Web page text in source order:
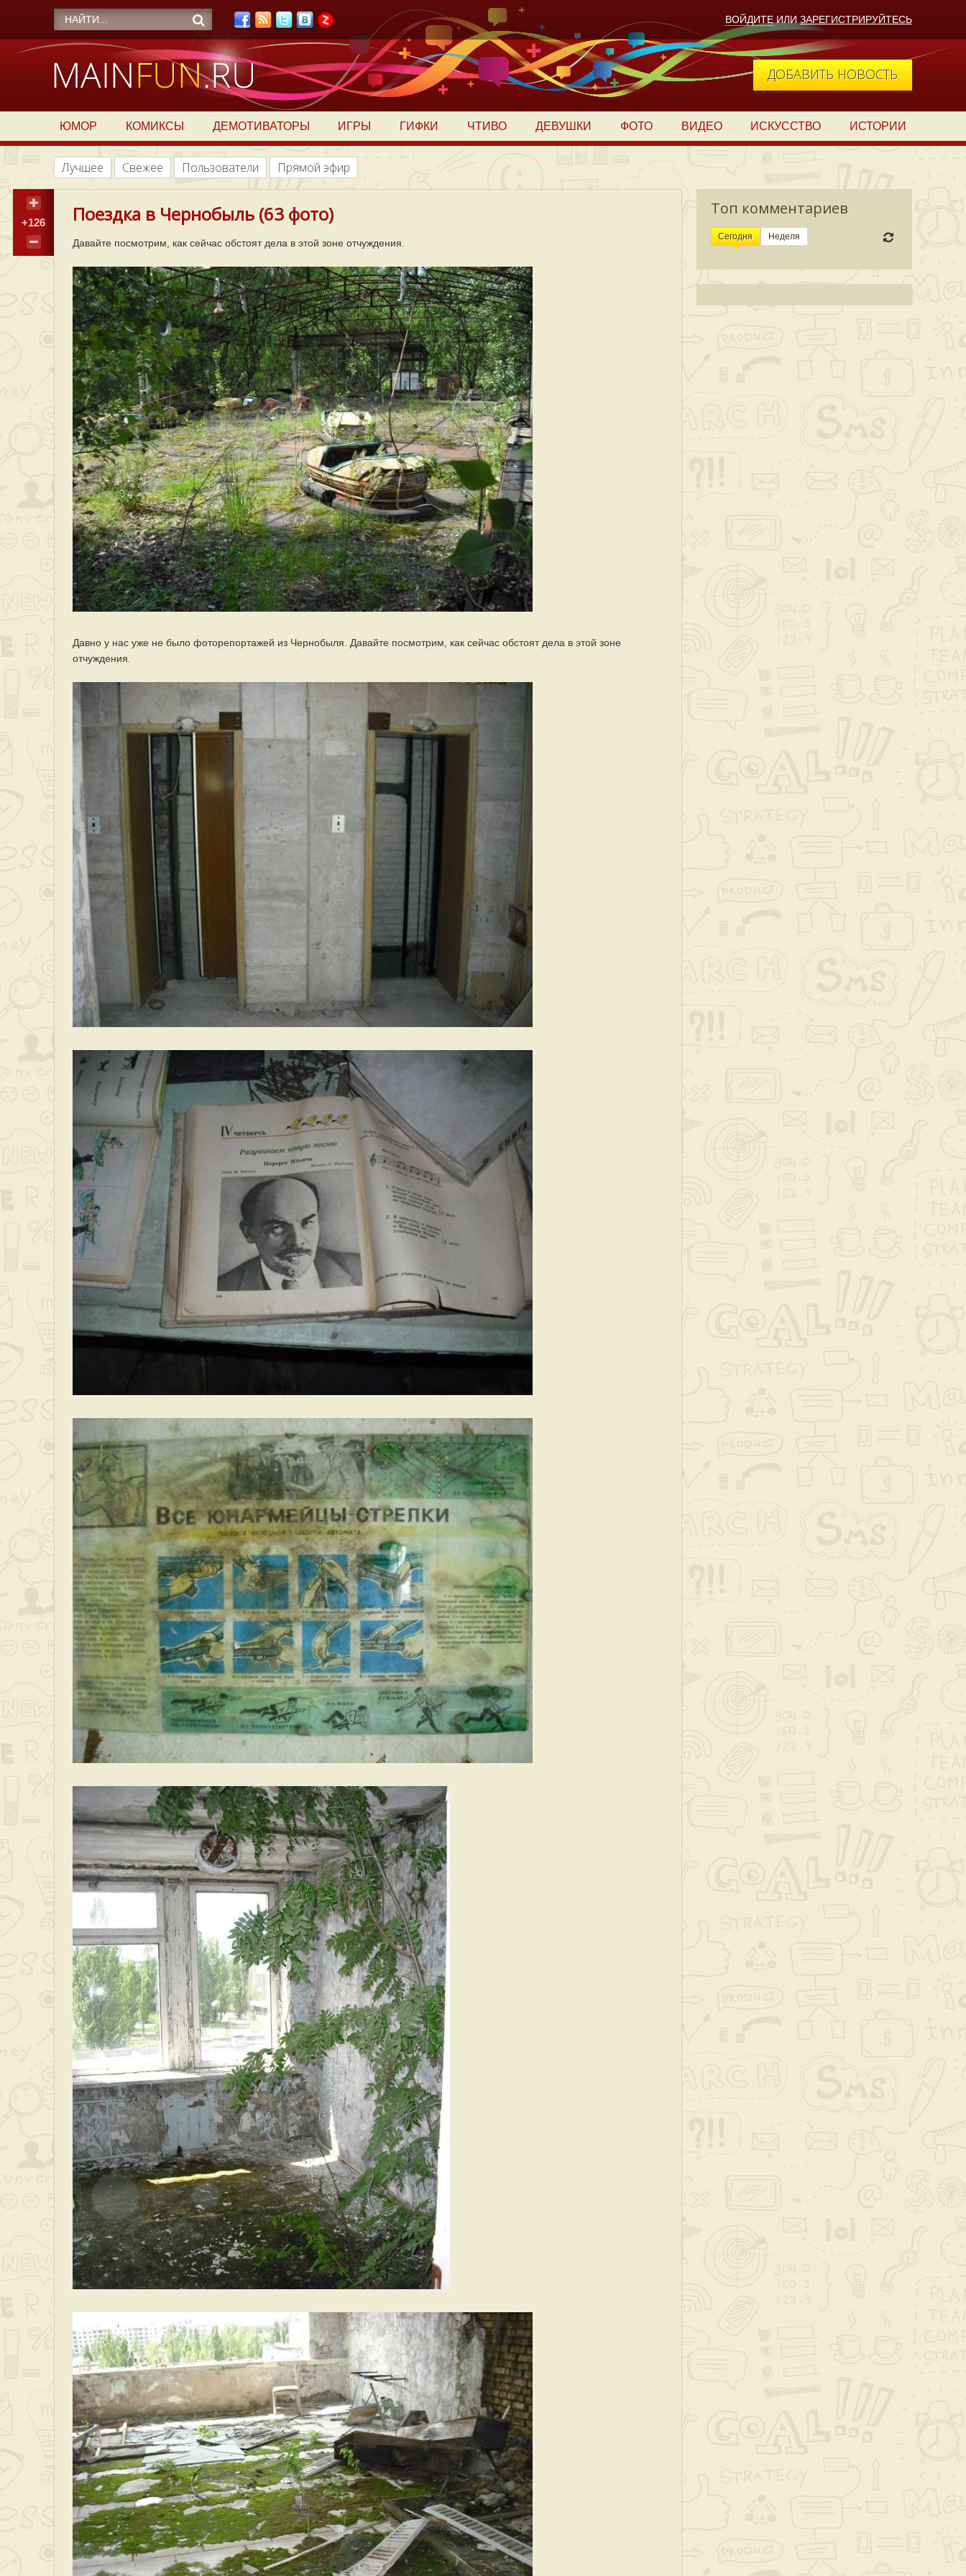
ВОЙДИТЕ ИЛИ ЗАРЕГИСТРИРУЙТЕСЬ
ДОБАВИТЬ НОВОСТЬ
ЮМОР КОМИКСЫ ДЕМОТИВАТОРЫ ИГРЫ ГИФКИ ЧТИВО ДЕВУШКИ ФОТО ВИДЕО ИСКУССТВО ИСТОРИИ
Лучшее Свежее Пользователи Прямой эфир
Топ комментариев
Сегодня Неделя
+126 Поездка в Чернобыль (63 фото)
Давайте посмотрим, как сейчас обстоят дела в этой зоне отчуждения.
Давно у нас уже не было фоторепортажей из Чернобыля. Давайте посмотрим, как сейчас обстоят дела в этой зоне
отчуждения.